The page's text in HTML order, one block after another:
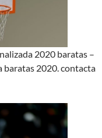
2020 baratas –
baratas 2020. contacta